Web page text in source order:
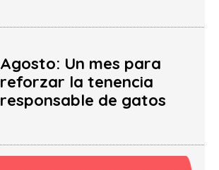
Agosto: Un mes para
reforzar la tenencia
responsable de gatos